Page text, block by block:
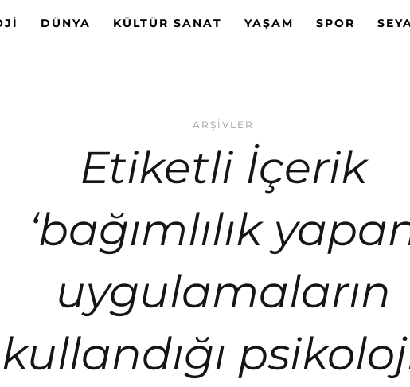
DÜNYA KÜLTÜR SANAT YAŞAM SPOR
ARŞIVLER
Etiketli İçerik
‘bağımlılık
uygulamaların
kullandığı